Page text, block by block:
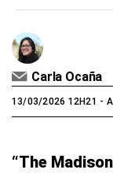
Carla Ocaña
13/03/2026 12H21 -
“The